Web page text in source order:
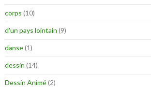
corps (10)
d'un pays lointain (9)
danse(1)
dessin (14)
Dessin Animé(2)